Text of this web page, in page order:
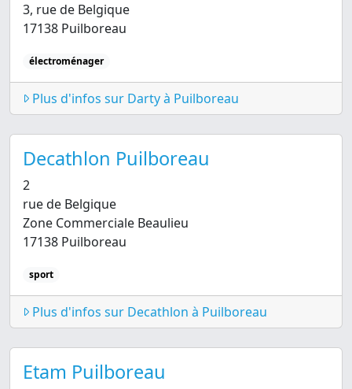
3, rue de Belgique
17138 Puilboreau
électroménager
Plus d'infos sur Darty à Puilboreau
Decathlon Puilboreau
2
rue de Belgique
Zone Commerciale Beaulieu
17138 Puilboreau
sport
Plus d'infos sur Decathlon à Puilboreau
Etam Puilboreau